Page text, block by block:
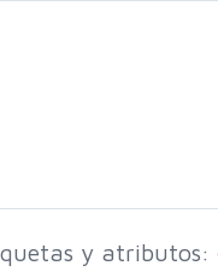
y atributos: